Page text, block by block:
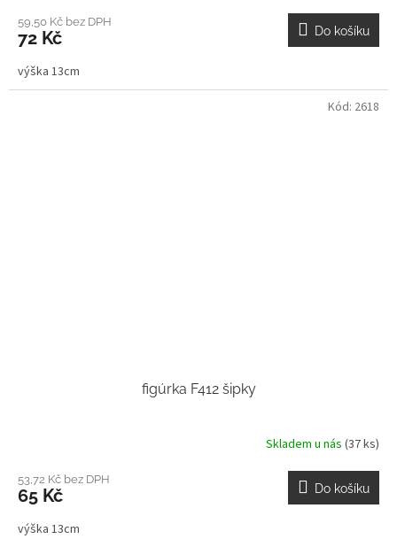
59,50 Kč bez DPH
72 Kč Do košíku
výška 13cm
figúrka F412 šipky
Skladem u nás (37 ks)
53,72 Kč bez DPH
65 Kč Do košíku
výška 13cm
Kód: 2618